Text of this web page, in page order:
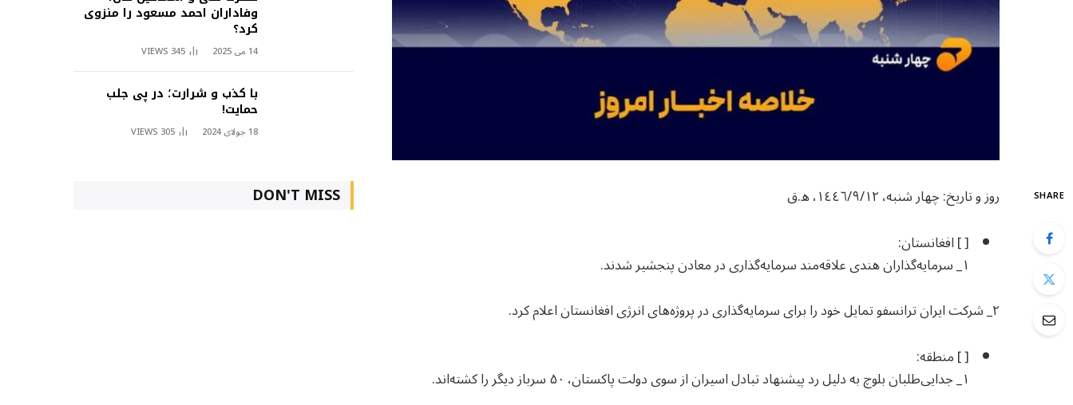
SHARE
روز و تاریخ: چهار شنبه، ١٤٤٦/٩/١٢، ھ.ق
[ ] افغانستان:
١_ سرمایه‌گذاران هندی علاقه‌مند سرمایه‌گذاری در معادن پنجشیر شدند.
٢_ شرکت ایران ترانسفو تمایل خود را برای سرمایه‌گذاری در پروژه‌های انرژی افغانستان اعلام کرد.
[ ] منطقه:
١_ جدایی‌طلبان بلوچ به دلیل رد پیشنهاد تبادل اسیران از سوی دولت پاکستان، ۵۰ سرباز دیگر را کشته‌اند.
وفاداران احمد مسعود را منزوی
کرد؟
14 می 2025 345
VIEWS
با کذب و شرارت؛ در پی جلب
حمایت!
18 جولای 2024 305
VIEWS
DON'T MISS